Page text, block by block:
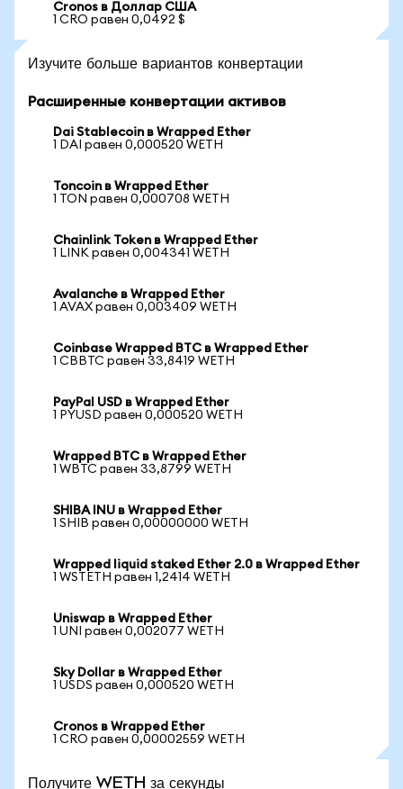
Cronos в Доллар США
1 CRO равен 0,0492 $
Изучите больше вариантов конвертации
Расширенные конвертации активов
Dai Stablecoin в Wrapped Ether
1 DAI равен 0,000520 WETH
Toncoin в Wrapped Ether
1 TON равен 0,000708 WETH
Chainlink Token в Wrapped Ether
1 LINK равен 0,004341 WETH
Avalanche в Wrapped Ether
1 AVAX равен 0,003409 WETH
Coinbase Wrapped BTC в Wrapped Ether
1 CBBTC равен 33,8419 WETH
PayPal USD в Wrapped Ether
1 PYUSD равен 0,000520 WETH
Wrapped BTC в Wrapped Ether
1 WBTC равен 33,8799 WETH
SHIBA INU в Wrapped Ether
1 SHIB равен 0,00000000 WETH
Wrapped liquid staked Ether 2.0 в Wrapped Ether
1 WSTETH равен 1,2414 WETH
Uniswap в Wrapped Ether
1 UNI равен 0,002077 WETH
Sky Dollar в Wrapped Ether
1 USDS равен 0,000520 WETH
Cronos в Wrapped Ether
1 CRO равен 0,00002559 WETH
Получите WETH за секунды